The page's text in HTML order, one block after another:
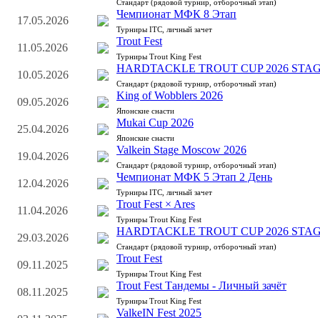
Стандарт (рядовой турнир, отборочный этап)
17.05.2026
Чемпионат МФК 8 Этап
Турниры ITC, личный зачет
11.05.2026
Trout Fest
Турниры Trout King Fest
10.05.2026
HARDTACKLE TROUT CUP 2026
Стандарт (рядовой турнир, отборочный этап)
09.05.2026
King of Wobblers 2026
Японские снасти
25.04.2026
Mukai Cup 2026
Японские снасти
19.04.2026
Valkein Stage Moscow 2026
Стандарт (рядовой турнир, отборочный этап)
12.04.2026
Чемпионат МФК 5 Этап 2 День
Турниры ITC, личный зачет
11.04.2026
Trout Fest × Ares
Турниры Trout King Fest
29.03.2026
HARDTACKLE TROUT CUP 2026
Стандарт (рядовой турнир, отборочный этап)
09.11.2025
Trout Fest
Турниры Trout King Fest
08.11.2025
Trout Fest Тандемы - Личный зачёт
Турниры Trout King Fest
ValkeIN Fest 2025